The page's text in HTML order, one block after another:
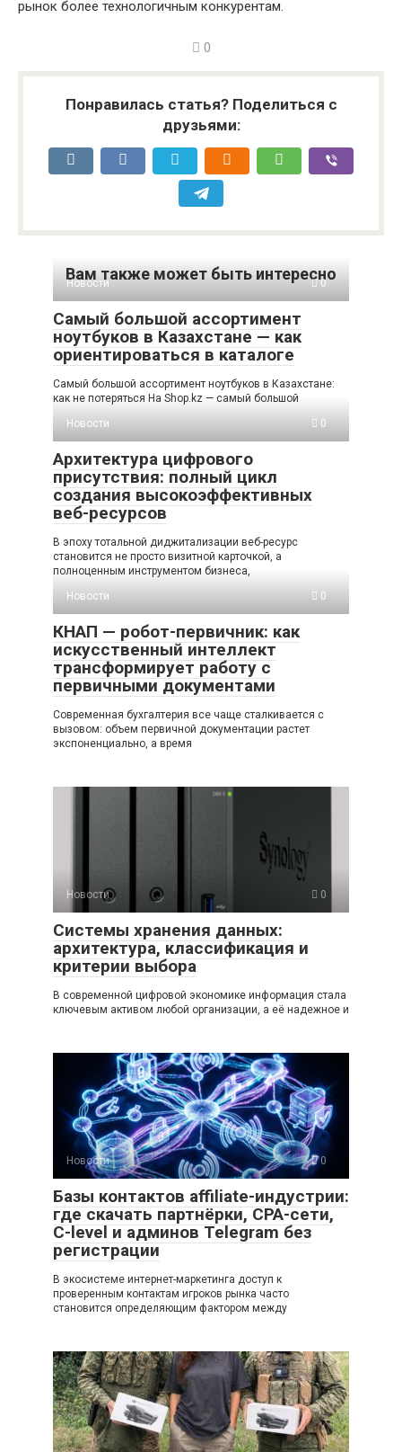
рынок более технологичным конкурентам.
0
Понравилась статья? Поделиться с
друзьями:
Вам также может быть интересно
Новости 0
Самый большой ассортимент
ноутбуков в Казахстане — как
ориентироваться в каталоге
Самый большой ассортимент ноутбуков в Казахстане:
как не потеряться На Shop.kz — самый большой
Новости
0
Архитектура цифрового
присутствия: полный цикл
создания высокоэффективных
веб-ресурсов
В эпоху тотальной диджитализации веб-ресурс
становится не просто визитной карточкой, а
полноценным инструментом бизнеса,
Новости
0
КНАП — робот-первичник: как
искусственный интеллект
трансформирует работу с
первичными документами
Современная бухгалтерия все чаще сталкивается с
вызовом: объем первичной документации растет
экспоненциально, а время
Новости 0
Системы хранения данных:
архитектура, классификация и
критерии выбора
В современной цифровой экономике информация стала
ключевым активом любой организации, а её надежное и
Новости 0
Базы контактов affiliate-индустрии:
где скачать партнёрки, CPA-сети,
C-level и админов Telegram без
регистрации
В экосистеме интернет-маркетинга доступ к
проверенным контактам игроков рынка часто
становится определяющим фактором между